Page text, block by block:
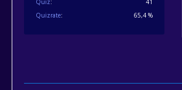
Quizrate
65,4 %